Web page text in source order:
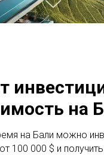
на
на Бали можно
100 000 $ и